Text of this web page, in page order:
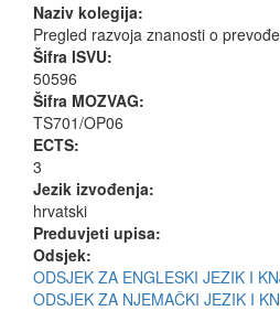
Naziv kolegija:
Pregled razvoja znanosti o
Šifra ISVU:
50596
Šifra MOZVAG:
TS701/OP06
ECTS:
3
Jezik izvođenja:
hrvatski
Preduvjeti upisa:
Odsjek:
ODSJEK ZA ENGLESKI JEZIK I
ODSJEK ZA NJEMAČKI JEZIK I